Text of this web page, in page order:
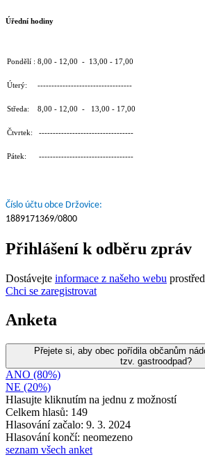
Úřední hodiny
Pondělí : 8,00 - 12,00 - 13,00 - 17,00
Úterý: ----------------------------------
Středa: 8,00 - 12,00 - 13,00 - 17,00
Čtvrtek: ----------------------------------
Pátek: ----------------------------------
Číslo účtu obce Držovice:
1889171369/0800
Přihlášení k odběru zpráv
Dostávejte informace z našeho webu
Chci se zaregistrovat
Anketa
Přejete si, aby obec pořídila občanům
tzv. gastroodpad?
ANO (80%)
NE (20%)
Hlasujte kliknutím na jednu z možností
Celkem hlasů: 149
Hlasování začalo: 9. 3. 2024
Hlasování končí: neomezeno
seznam všech anket